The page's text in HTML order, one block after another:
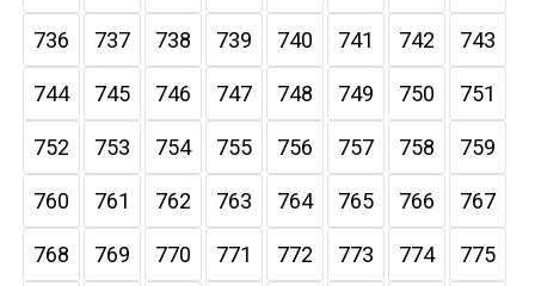
736 737 738 739 740 741 742 743
744 745 746 747 748 749 750 751
752 753 754 755 756 757 758 759
760 761 762 763 764 765 766 767
768 769 770 771 772 773 774 775